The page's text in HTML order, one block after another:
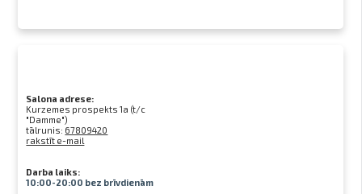
Salona adrese:
Kurzemes prospekts 1a (t/c
"Damme")
tālrunis: 67809420
rakstīt e-mail
Darba laiks:
10:00-20:00 bez brīvdienām